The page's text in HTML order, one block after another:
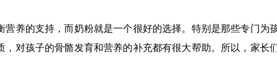
养的支持，而奶粉就是一个很好的选择。特别是那些专门为
对孩子的骨骼发育和营养的补充都有很大帮助。所以，家长